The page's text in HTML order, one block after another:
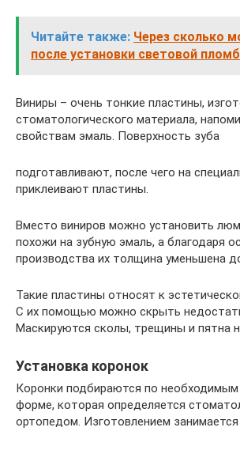
Читайте также: Через сколько
после установки световой
Виниры – очень тонкие пластины,
стоматологического материала,
свойствам эмаль. Поверхность зуба
подготавливают, после чего на
приклеивают пластины.
Вместо виниров можно установить
похожи на зубную эмаль, а благодаря
производства их толщина уменьшена
Такие пластины относят к
С их помощью можно скрыть
Маскируются сколы, трещины и пятна
Установка коронок
Коронки подбираются по
форме, которая определяется
ортопедом. Изготовлением занимается